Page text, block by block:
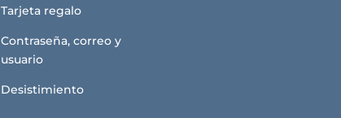
Tarjeta regalo
Contraseña, correo y
usuario
Desistimiento